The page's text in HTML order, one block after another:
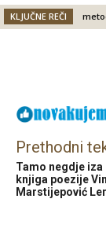
KLJUČNE REČI
Prethodni
Tamo negdje iza
knjiga poezije
Marstijepović